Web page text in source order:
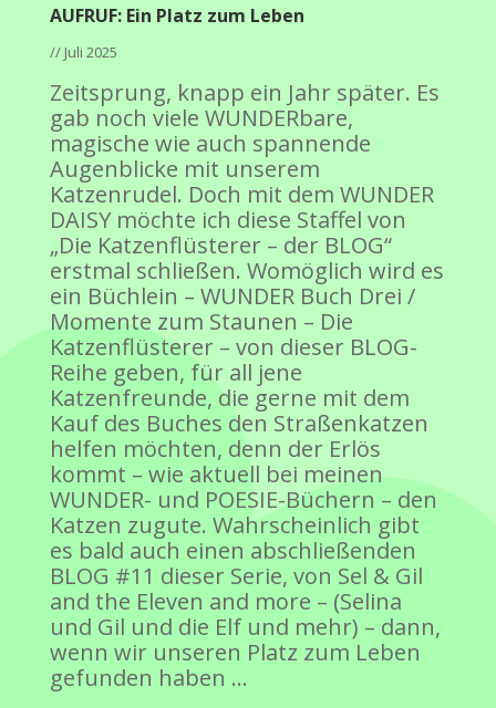
AUFRUF: Ein Platz zum Leben
// Juli 2025
Zeitsprung, knapp ein Jahr später. Es
gab noch viele WUNDERbare,
magische wie auch spannende
Augenblicke mit unserem
Katzenrudel. Doch mit dem WUNDER
DAISY möchte ich diese Staffel von
„Die Katzenflüsterer – der BLOG“
erstmal schließen. Womöglich wird es
ein Büchlein – WUNDER Buch Drei /
Momente zum Staunen – Die
Katzenflüsterer – von dieser BLOG-
Reihe geben, für all jene
Katzenfreunde, die gerne mit dem
Kauf des Buches den Straßenkatzen
helfen möchten, denn der Erlös
kommt – wie aktuell bei meinen
WUNDER- und POESIE-Büchern – den
Katzen zugute. Wahrscheinlich gibt
es bald auch einen abschließenden
BLOG #11 dieser Serie, von Sel & Gil
and the Eleven and more – (Selina
und Gil und die Elf und mehr) – dann,
wenn wir unseren Platz zum Leben
gefunden haben …